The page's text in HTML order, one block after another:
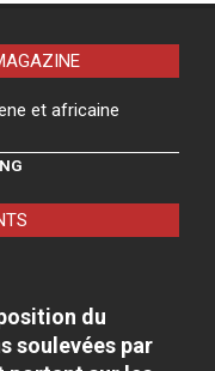
et africaine
du
soulevées par